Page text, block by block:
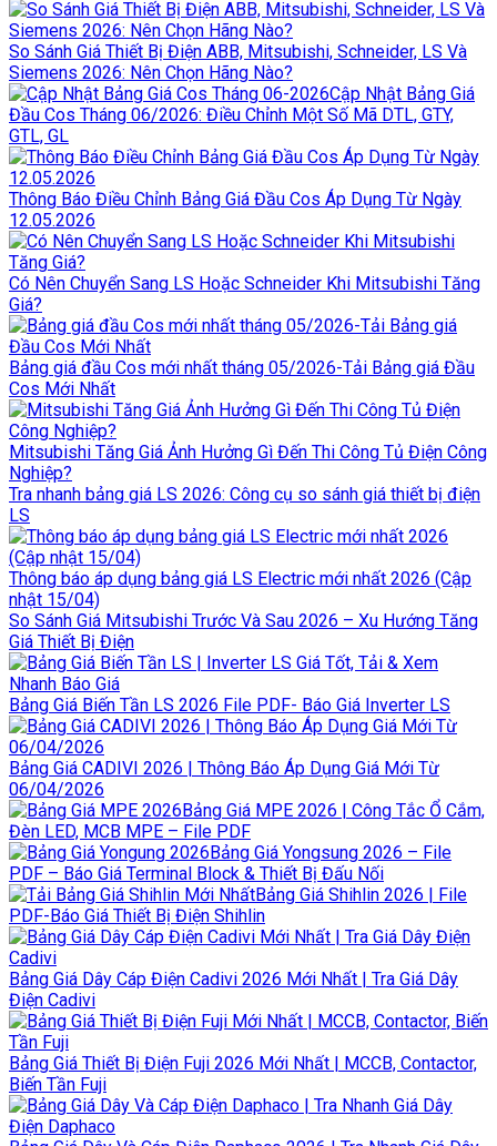
So Sánh Giá Thiết Bị Điện ABB, Mitsubishi, Schneider, LS Và
Siemens 2026: Nên Chọn Hãng Nào?
Cập Nhật Bảng Giá
Đầu Cos Tháng 06/2026: Điều Chỉnh Một Số Mã DTL, GTY,
GTL, GL
Thông Báo Điều Chỉnh Bảng Giá Đầu Cos Áp Dụng Từ Ngày
12.05.2026
Có Nên Chuyển Sang LS Hoặc Schneider Khi Mitsubishi Tăng
Giá?
Bảng giá đầu Cos mới nhất tháng 05/2026-Tải Bảng giá Đầu
Cos Mới Nhất
Mitsubishi Tăng Giá Ảnh Hưởng Gì Đến Thi Công Tủ Điện Công
Nghiệp?
Tra nhanh bảng giá LS 2026: Công cụ so sánh giá thiết bị điện
LS
Thông báo áp dụng bảng giá LS Electric mới nhất 2026 (Cập
nhật 15/04)
So Sánh Giá Mitsubishi Trước Và Sau 2026 – Xu Hướng Tăng
Giá Thiết Bị Điện
Bảng Giá Biến Tần LS 2026 File PDF- Báo Giá Inverter LS
Bảng Giá CADIVI 2026 | Thông Báo Áp Dụng Giá Mới Từ
06/04/2026
Bảng Giá MPE 2026 | Công Tắc Ổ Cắm,
Đèn LED, MCB MPE – File PDF
Bảng Giá Yongsung 2026 – File
PDF – Báo Giá Terminal Block & Thiết Bị Đấu Nối
Bảng Giá Shihlin 2026 | File
PDF-Báo Giá Thiết Bị Điện Shihlin
Bảng Giá Dây Cáp Điện Cadivi 2026 Mới Nhất | Tra Giá Dây
Điện Cadivi
Bảng Giá Thiết Bị Điện Fuji 2026 Mới Nhất | MCCB, Contactor,
Biến Tần Fuji